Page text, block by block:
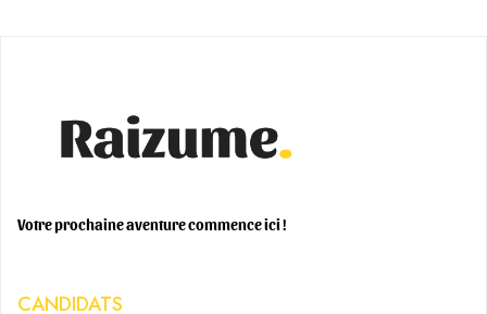
Votre prochaine aventure commence ici !
CANDIDATS